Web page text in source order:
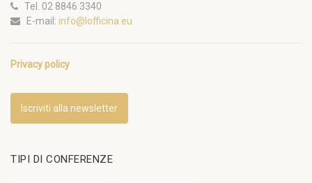
Tel. 02 8846 3340
E-mail: info@lofficina.eu
Privacy policy
Iscriviti alla newsletter
TIPI DI CONFERENZE